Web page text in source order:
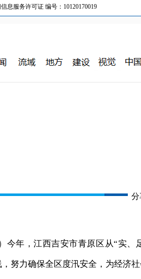
息服务许可证 编号：10120170019
分
今年，江西吉安市青原区从“实、
努力确保全区度汛安全，为经济社